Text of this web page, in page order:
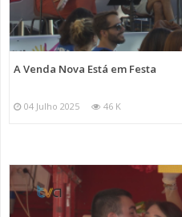
A Venda Nova Está em Festa
04 Julho 2025 46 K